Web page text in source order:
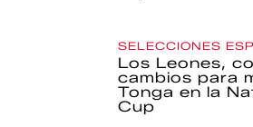
SELECCIONES
Los Leones,
cambios para
Tonga en la
Cup